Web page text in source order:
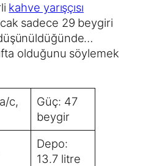
kahve yarışçısı
sadece 29 beygiri
olduğunu söylemek
c,
Güç: 47
beygir
Depo:
13.7 litre